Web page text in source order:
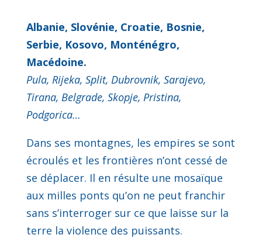
Albanie, Slovénie, Croatie, Bosnie,
Serbie, Kosovo, Monténégro,
Macédoine.
Pula, Rijeka, Split, Dubrovnik, Sarajevo,
Tirana, Belgrade, Skopje, Pristina,
Podgorica…
Dans ses montagnes, les empires se sont
écroulés et les frontières n’ont cessé de
se déplacer. Il en résulte une mosaïque
aux milles ponts qu’on ne peut franchir
sans s’interroger sur ce que laisse sur la
terre la violence des puissants.